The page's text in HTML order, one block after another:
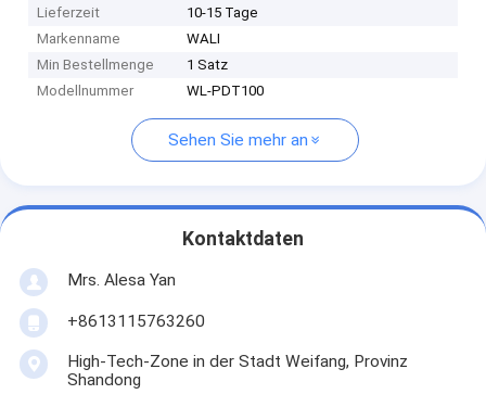
Lieferzeit
10-15 Tage
Markenname
WALI
Min Bestellmenge
1 Satz
Modellnummer
WL-PDT100
Sehen Sie mehr an
Kontaktdaten
Mrs. Alesa Yan
+8613115763260
High-Tech-Zone in der Stadt Weifang, Provinz
Shandong